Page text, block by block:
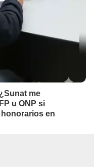
me
u ONP si
en